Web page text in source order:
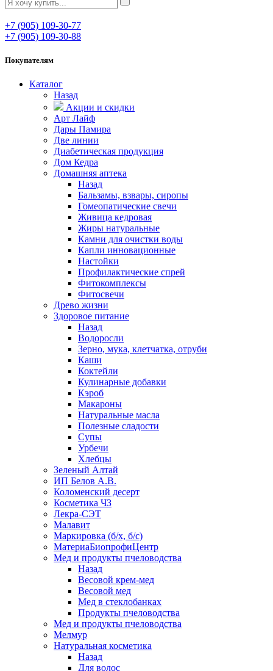
+7 (905) 109-30-77
+7 (905) 109-30-88
Покупателям
Каталог
Назад
Акции и скидки
Арт Лайф
Дары Памира
Две линии
Диабетическая продукция
Дом Кедра
Домашняя аптека
Назад
Бальзамы, взвары, сиропы
Гомеопатические свечи
Живица кедровая
Жиры натуральные
Камни для очистки воды
Капли инновационные
Настойки
Профилактические спрей
Фитокомплексы
Фитосвечи
Древо жизни
Здоровое питание
Назад
Водоросли
Зерно, мука, клетчатка, отруби
Каши
Коктейли
Кулинарные добавки
Кэроб
Макароны
Натуральные масла
Полезные сладости
Супы
Урбечи
Хлебцы
Зеленый Алтай
ИП Белов А.В.
Коломенский десерт
Косметика ЧЗ
Лекра-СЭТ
Малавит
Маркировка (б/х, б/с)
МатериаБиопрофиЦентр
Мед и продукты пчеловодства
Назад
Весовой крем-мед
Весовой мед
Мед в стеклобанках
Продукты пчеловодства
Мед и продукты пчеловодства
Мелмур
Натуральная косметика
Назад
Для волос